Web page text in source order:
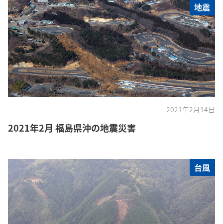
地震
2021年2月14日
2021年2月 福島県沖の地震災害
台風